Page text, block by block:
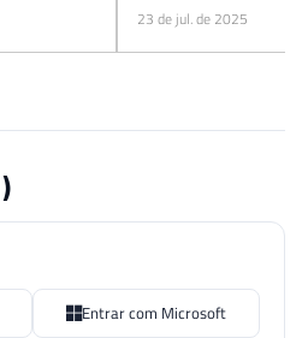
23 de jul. de 2025
)
Entrar com Microsoft